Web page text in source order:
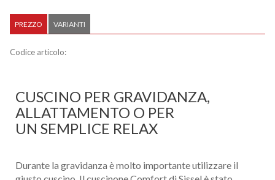
PREZZO VARIANTI
Codice articolo:
CUSCINO PER GRAVIDANZA,
ALLATTAMENTO O PER
UN SEMPLICE RELAX
Durante la gravidanza è molto importante utilizzare il